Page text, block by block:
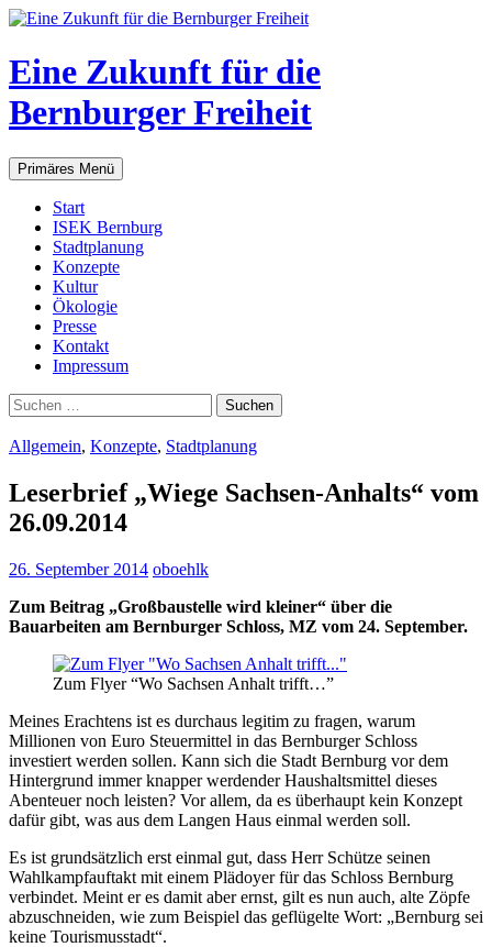
Zum
springen
Eine Zukunft für die
Bernburger Freiheit
Suchen
Primäres Menü
Start
ISEK Bernburg
Stadtplanung
Konzepte
Kultur
Ökologie
Presse
Kontakt
Impressum
Suchen
nach:
Allgemein, Konzepte, Stadtplanung
Leserbrief „Wiege Sachsen-Anhalts“ vom
26.09.2014
26. September 2014 oboehlk
Zum Beitrag „Großbaustelle wird kleiner“ über die
Bauarbeiten am Bernburger Schloss, MZ vom 24. September.
Zum Flyer “Wo Sachsen Anhalt trifft…”
Meines Erachtens ist es durchaus legitim zu fragen, warum
Millionen von Euro Steuermittel in das Bernburger Schloss
investiert werden sollen. Kann sich die Stadt Bernburg vor dem
Hintergrund immer knapper werdender Haushaltsmittel dieses
Abenteuer noch leisten? Vor allem, da es überhaupt kein Konzept
dafür gibt, was aus dem Langen Haus einmal werden soll.
Es ist grundsätzlich erst einmal gut, dass Herr Schütze seinen
Wahlkampfauftakt mit einem Plädoyer für das Schloss Bernburg
verbindet. Meint er es damit aber ernst, gilt es nun auch, alte Zöpfe
abzuschneiden, wie zum Beispiel das geflügelte Wort: „Bernburg sei
keine Tourismusstadt“.